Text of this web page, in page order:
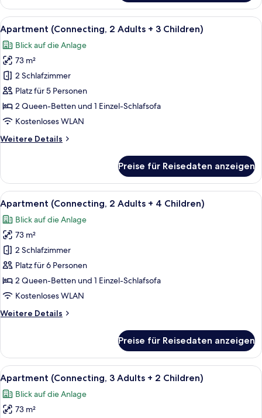
(Selection
Club
Royal
Terrace
3Ad+1Ch)
Alle
Fotos
für
Apartment
(Connecting,
2
Adults
+
Children)
Zimmersafe,
2
Apartment (Connecting, 2 Adults + 3 Children)
Blick auf die Anlage
73 m²
2 Schlafzimmer
Platz für 5 Personen
2 Queen-Betten und 1 Einzel-Schlafsofa
Kostenloses WLAN
Weitere Details
Weitere
(Connecting,
Adults
3
Children)
Preise für Reisedaten anzeigen
Alle
Fotos
für
Apartment
(Connecting,
2
Adults
+
Children)
Zimmersafe,
2
Apartment (Connecting, 2 Adults + 4 Children)
Blick auf die Anlage
73 m²
2 Schlafzimmer
Platz für 6 Personen
2 Queen-Betten und 1 Einzel-Schlafsofa
Kostenloses WLAN
Weitere Details
Weitere
(Connecting,
Adults
4
Children)
Preise für Reisedaten anzeigen
Alle
Fotos
für
Apartment
Zimmersafe,
2
Apartment (Connecting, 3 Adults + 2 Children)
Blick auf die Anlage
73 m²